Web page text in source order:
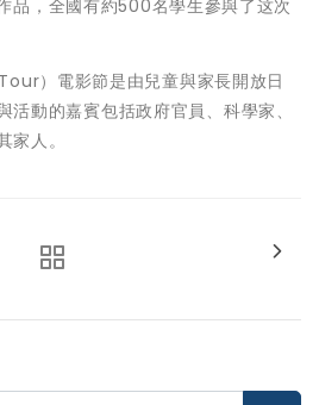
，全國有約500名學生參與了这次
）電影節是由兒童與家長開放日
動的嘉賓包括政府官員、科學家、
人。